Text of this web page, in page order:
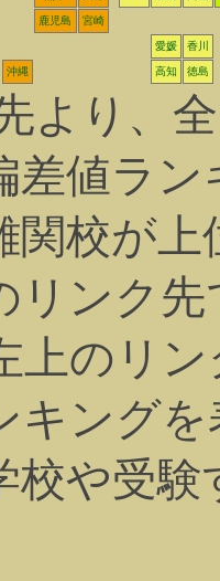
鹿児島 宮崎
愛媛 香川
沖縄 高知 徳島
より、
差値ラ
関校が
リンク
上のリ
キング
校や受